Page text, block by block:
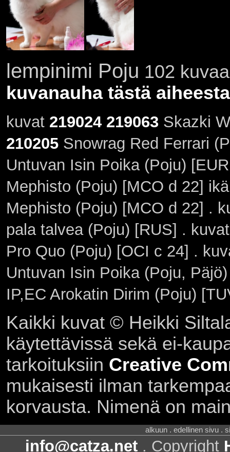
lempinimi Poju 102
kuvanauha tästä aiheesta
kuvat 219024 219063Skazki
210205Snowrag Red Ferrari
Untuvan Isin Poika (Poju)
Mephisto (Poju) [MCO d 22]
Mephisto (Poju) [MCO d 22] .
pala talvea (Poju) [RUS] .
Pro Quo (Poju) [OCI c 24] .
Untuvan Isin Poika (Poju,
IP,EC Arokatin Dirim (Poju)
Kaikki kuvat © Heikki
käytettävissä sekä ei-
tarkoituksiin Creative
mukaisesti ilman
korvausta. Nimenä on
alkuun . edellinen sivu .
info@catza.net . Copyright